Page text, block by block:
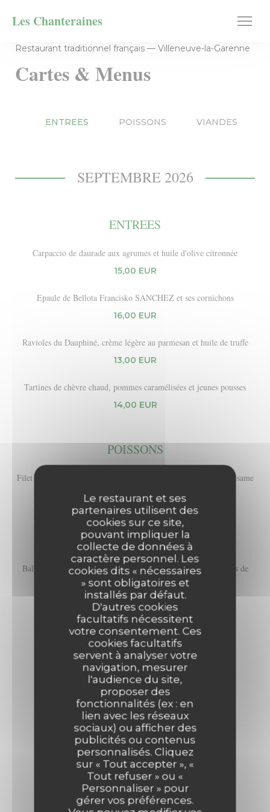
Le restaurant et ses
partenaires utilisent des
cookies sur ce site,
pouvant impliquer la
collecte de données à
caractère personnel. Les
cookies dits « nécessaires
» sont obligatoires et
installés par défaut.
D'autres cookies
facultatifs nécessitent
votre consentement. Ces
cookies facultatifs
servent à analyser votre
navigation, mesurer
l'audience du site,
proposer des
fonctionnalités (ex : en
lien avec les réseaux
sociaux) ou afficher des
publicités ou contenus
personnalisés. Cliquez
sur « Tout accepter », «
Tout refuser » ou «
Personnaliser » pour
gérer vos préférences.
Les Chanteraines
Restaurant traditionnel français — Villeneuve-la-Garenne
Cartes & Menus
ENTREES POISSONS VIANDES
SEPTEMBRE 2026
ENTREES
Carpaccio de daurade aux agrumes et huile d'olive citronnée
15,00 EUR
Epaule de Bellota Francisko SANCHEZ et ses cornichons
16,00 EUR
Ravioles du Dauphiné, crème légère au parmesan et huile de truffe
13,00 EUR
Tartines de chèvre chaud, pommes caramélisées et jeunes pousses
14,00 EUR
POISSONS
Filet de lieu jaune rôti, nouilles chinoises sautées sauce soja et sésame
27,00 EUR
VIANDES
Ballotine de volaille aux herbes, crème de parmesan et légumes de
saison
27,00 EUR
DESSERTS
Baba au rhum ambré
12,00 EUR
Café ou thé gourmand
11,00 EUR
Déclinaison de Glaces & Sorbets
10,00 EUR
Salade de fruits de saison
Les Chanteraines